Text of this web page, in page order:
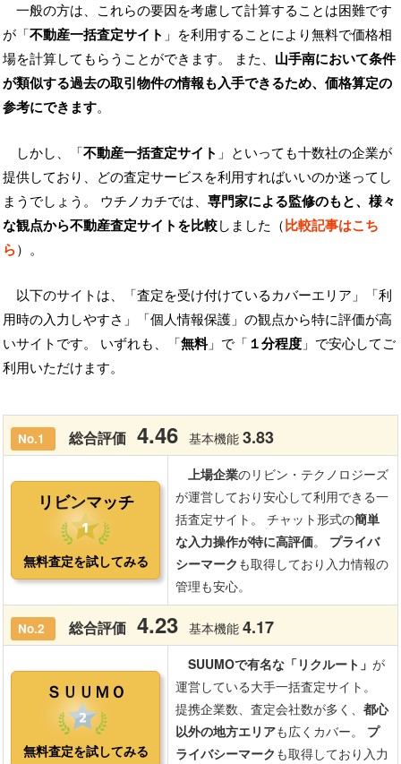
一般の方は、これらの要因を考慮して計算することは困難です
が「不動産一括査定サイト 」を利用することにより無料で価格相
場を計算してもらうことができます。 また、 山手南において条件
が類似する過去の取引物件の情報も入手できるため、価格算定の
参考にできます。
しかし、「不動産一括査定サイト 」といっても十数社の企業が
提供しており、どの査定サービスを利用すればいいのか迷ってし
まうでしょう。 ウチノカチでは、 専門家による監修のもと、様々
な観点から不動産査定サイトを比較しました（比較記事はこち
ら）。
以下のサイトは、「査定を受け付けているカバーエリア」「利
用時の入力しやすさ」「個人情報保護」の観点から特に評価が高
いサイトです。 いずれも、「無料」で「 １分程度 」で安心してご
利用いただけます。